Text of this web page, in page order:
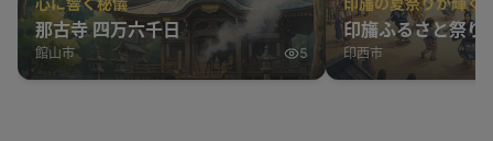
那古寺 四万六千日
館山市 5
印旛ふるさと祭
印西市